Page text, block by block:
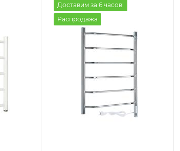
Доставим за 6 часов!
Распродажа